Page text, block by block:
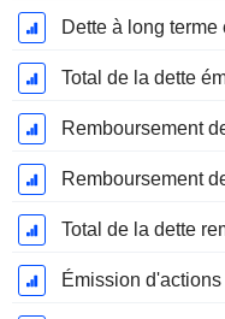
Dette à long terme
Total de la dette
Remboursement
Remboursement
Total de la dette
Émission